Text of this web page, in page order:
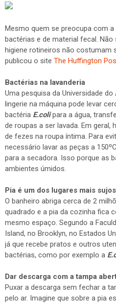
Mesmo quem se preocupa com
bactérias e de material fecal.
higiene rotineiros não costumam
publicou o site The Huffington
Bactérias na lavanderia
Uma pesquisa da Universidade
lingerie na máquina pode levar
bactéria E.colipara a água,
de roupas a ser lavada. Em geral,
de fezes na roupa íntima. Para
necessário lavar as peças a
para a secadora. Isso porque as
ambientes úmidos.
Pia é um dos lugares mais
O banheiro abriga cerca de 2
quadrado e a pia da cozinha fica
mesmo espaço. Segundo a
Island, no Brooklyn, no Estados
já que recebe pratos e outros
bactérias, como por exemplo a
Dar descarga com a tampa
Puxar a descarga sem fechar a
pelo ar. Imagine que sobre a pia